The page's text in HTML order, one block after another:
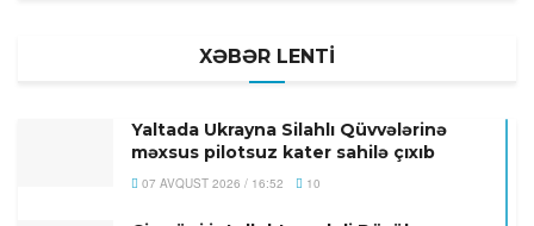
XƏBƏR LENTİ
Yaltada Ukrayna Silahlı Qüvvələrinə
məxsus pilotsuz kater sahilə çıxıb
07 AVQUST 2026 / 16:52 10